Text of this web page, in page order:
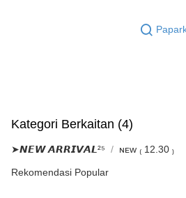
Kategori Berkaitan (4)
➤𝙉𝙀𝙒 𝘼𝙍𝙍𝙄𝙑𝘼𝙇²⁵ ɴᴇᴡ ₍ 12.30 ₎
Rekomendasi Popular